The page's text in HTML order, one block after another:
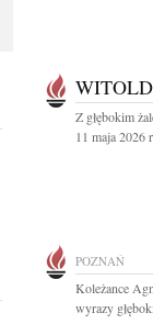
Z głębokim
11 maja 2026
POZNAŃ
Koleżance
wyrazy